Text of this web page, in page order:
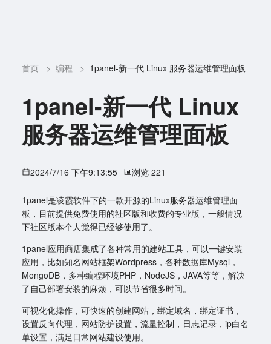
首页 > 编程 > 1panel-新一代 Linux 服务器运维管理面板
1panel-新一代 Linux
服务器运维管理面板
2024/7/16 下午9:13:55 浏览 221
1panel是凌霞软件下的一款开源的Linux服务器运维管理面
板，目前提供免费使用的社区版和收费的专业版，一般情况
下社区版本个人觉得已经够使用了。
1panel应用商店集成了各种常用的建站工具，可以一键安装
应用，比如知名网站框架Wordpress，各种数据库Mysql，
MongoDB，多种编程环境PHP，NodeJS，JAVA等等，解决
了自己部署安装的麻烦，可以节省很多时间。
可视化化操作，可快速的创建网站，绑定域名，绑定证书，
设置反向代理，网站防护设置，流量控制，日志记录，ip白名
单设置，满足日常网站建设使用。